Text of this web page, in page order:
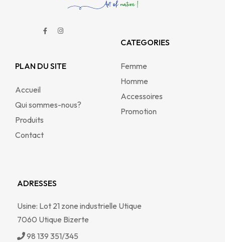
PLAN DU SITE
Accueil
Qui sommes-nous?
Produits
Contact
CATEGORIES
Femme
Homme
Accessoires
Promotion
ADRESSES
Usine: Lot 21 zone industrielle Utique
7060 Utique Bizerte
98 139 351/345